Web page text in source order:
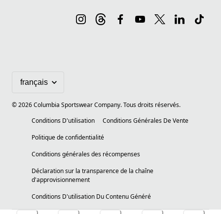
©2026Columbia Sportswear Company. Tous droits réservés.
Conditions D'utilisation
Conditions Générales De Vente
Politique de confidentialité
Conditions générales des récompenses
Déclaration sur la transparence de la chaîne
d'approvisionnement
Conditions D'utilisation Du Contenu Généré